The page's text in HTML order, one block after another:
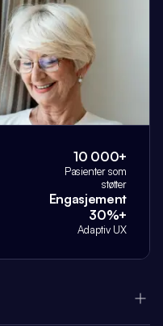
10 000+
Pasienter som
støtter
Engasjement
30%+
Adaptiv UX